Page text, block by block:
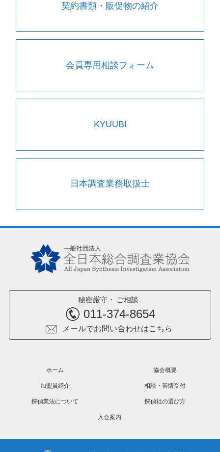
契約書類・販促物の紹介
会員専用相談フォーム
KYUUBI
日本調査業務取扱士
秘密厳守 ご相談
011-374-8654
メールでお問い合わせはこちら
ホーム 協会概要
加盟員紹介 相談・苦情受付
探偵業法について 探偵社の選び方
入会案内